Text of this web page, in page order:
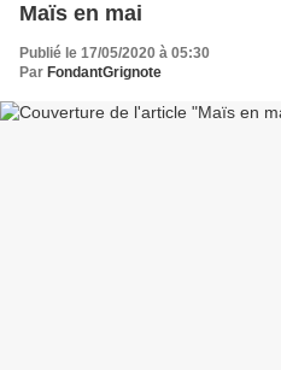
Maïs en mai
Publié le 17/05/2020 à 05:30
Par FondantGrignote